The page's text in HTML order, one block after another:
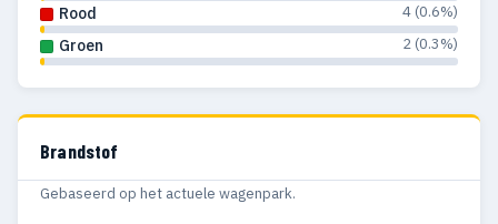
Rood 4 (0.6%)
Groen 2 (0.3%)
Brandstof
Gebaseerd op het actuele wagenpark.